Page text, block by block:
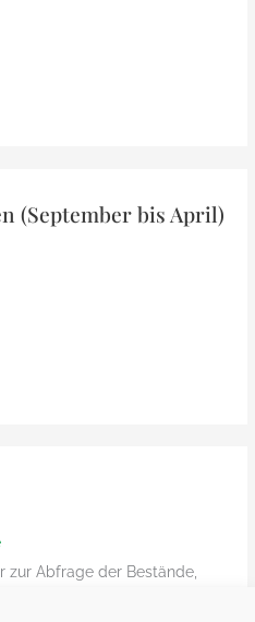
(September bis April)
zur Abfrage der Bestände,